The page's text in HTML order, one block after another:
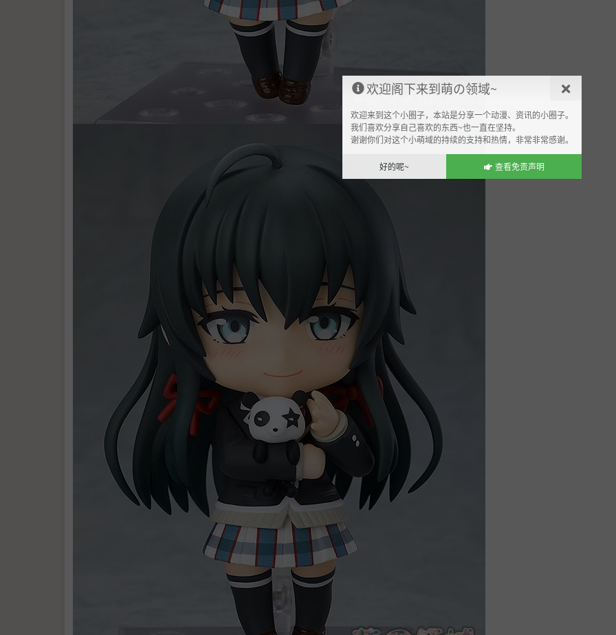
欢迎阁下来到萌の领域~
欢迎来到这个小圈子，本站是分享一个动漫、资讯的小圈子。
我们喜欢分享自己喜欢的东西~也一直在坚持。
谢谢你们对这个小萌域的持续的支持和热情，非常非常感谢。
好的呢~ 查看免责声明